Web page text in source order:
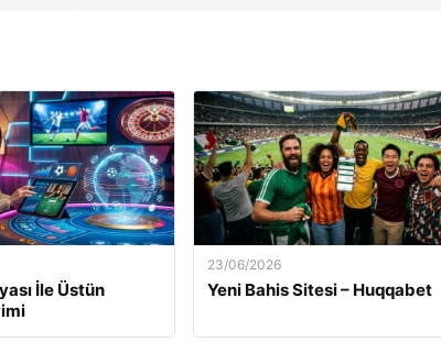
İle Üstün
23/06/2026
Yeni Bahis Sitesi – Huqqabet